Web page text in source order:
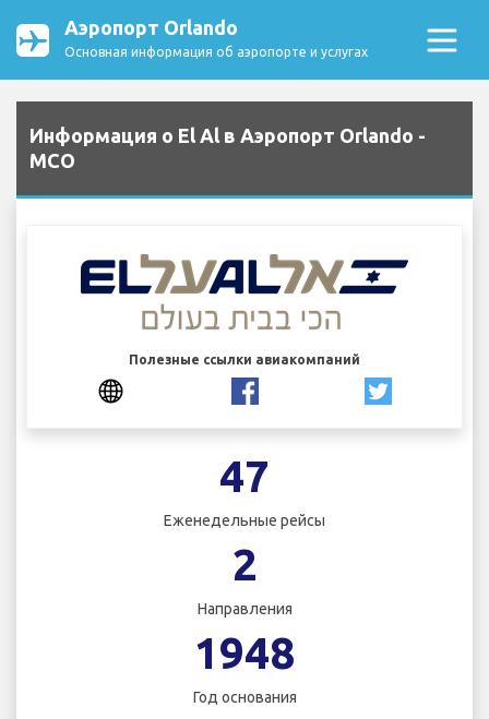
Аэропорт Orlando
Основная информация об аэропорте и услугах
Информация о El Al в Аэропорт Orlando -
MCO
Полезные ссылки авиакомпаний
47
Еженедельные рейсы
2
Направления
1948
Год основания